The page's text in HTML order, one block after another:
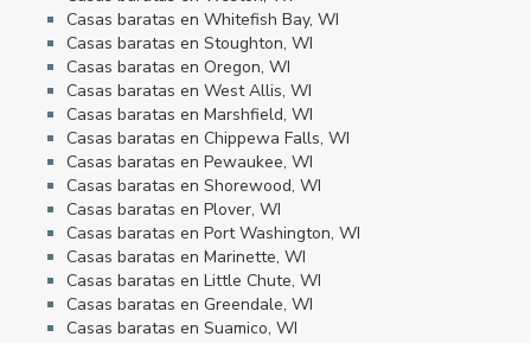
Casas baratas en Whitefish Bay, WI
Casas baratas en Stoughton, WI
Casas baratas en Oregon, WI
Casas baratas en West Allis, WI
Casas baratas en Marshfield, WI
Casas baratas en Chippewa Falls, WI
Casas baratas en Pewaukee, WI
Casas baratas en Shorewood, WI
Casas baratas en Plover, WI
Casas baratas en Port Washington, WI
Casas baratas en Marinette, WI
Casas baratas en Little Chute, WI
Casas baratas en Greendale, WI
Casas baratas en Suamico, WI